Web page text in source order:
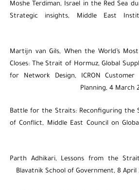
Moshe Terdiman, Israel in the Red Sea
Strategic insights, Middle East
Martijn van Gils, When the World’s
Closes: The Strait of Hormuz, Global
for Network Design, ICRON
Planning, 4
Battle for the Straits: Reconfiguring
of Conflict, Middle East Council on
Parth Adhikari, Lessons from the
Blavatnik School of Government, 8